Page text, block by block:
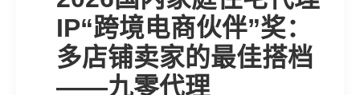
IP“跨境电商伙伴”奖：
多店铺卖家的最佳搭档
——九零代理